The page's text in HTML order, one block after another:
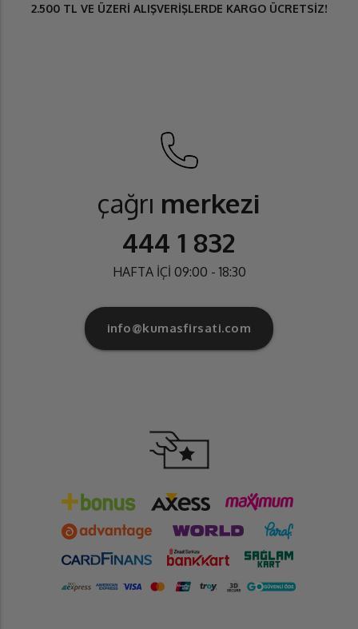
2.500 TL VE ÜZERİ ALIŞVERİŞLERDE KARGO ÜCRETSİZ!
çağrı merkezi
444 1 832
HAFTA İÇİ 09:00 - 18:30
info@kumasfirsati.com